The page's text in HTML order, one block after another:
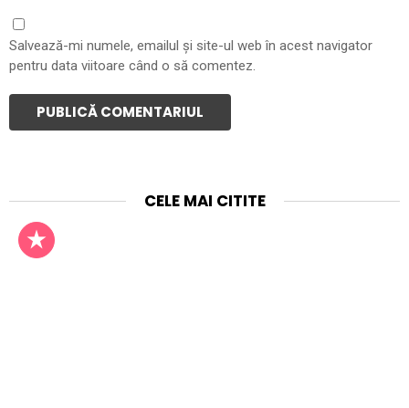
Salvează-mi numele, emailul și site-ul web în acest navigator
pentru data viitoare când o să comentez.
CELE MAI CITITE